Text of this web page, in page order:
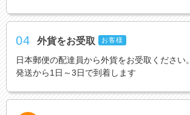
04 外貨をお受取 お客様
日本郵便の配達員から外貨をお受取ください。
発送から1日～3日で到着します